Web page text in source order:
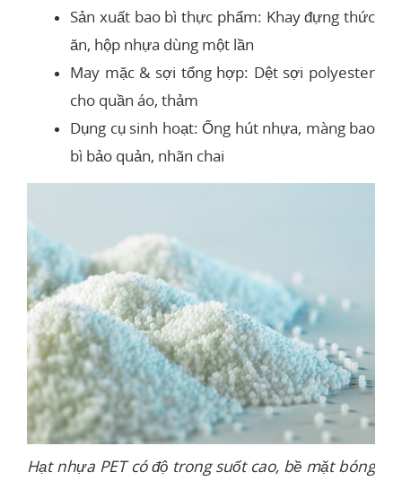
Sản xuất bao bì thực phẩm: Khay đựng thức
ăn, hộp nhựa dùng một lần
May mặc & sợi tổng hợp: Dệt sợi polyester
cho quần áo, thảm
Dụng cụ sinh hoạt: Ống hút nhựa, màng bao
bì bảo quản, nhãn chai
Hạt nhựa PET có độ trong suốt cao, bề mặt bóng